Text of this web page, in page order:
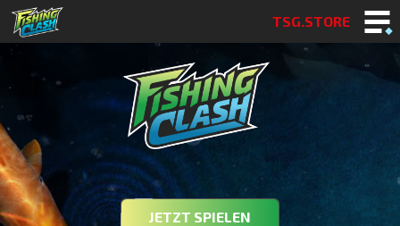
TSG.STORE
JETZT SPIELEN